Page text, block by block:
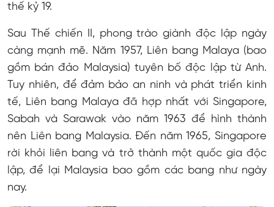
thế kỷ 19.
Sau Thế chiến II, phong trào giành độc lập ngày
càng mạnh mẽ. Năm 1957, Liên bang Malaya (bao
gồm bán đảo Malaysia) tuyên bố độc lập từ Anh.
Tuy nhiên, để đảm bảo an ninh và phát triển kinh
tế, Liên bang Malaya đã hợp nhất với Singapore,
Sabah và Sarawak vào năm 1963 để hình thành
nên Liên bang Malaysia. Đến năm 1965, Singapore
rời khỏi liên bang và trở thành một quốc gia độc
lập, để lại Malaysia bao gồm các bang như ngày
nay.